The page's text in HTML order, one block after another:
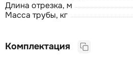
Длина отрезка, м
Масса трубы, кг
Комплектация